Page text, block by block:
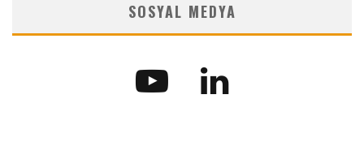
SOSYAL MEDYA